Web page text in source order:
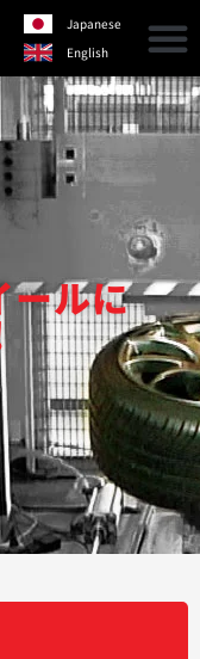
Japanese
English
ルに